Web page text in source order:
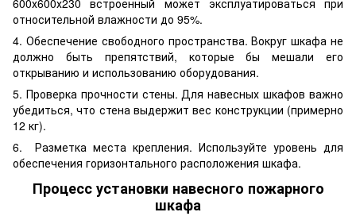
600х600х230 встроенный может эксплуатироваться при
относительной влажности до 95%.
4. Обеспечение свободного пространства. Вокруг шкафа не
должно быть препятствий, которые бы мешали его
открыванию и использованию оборудования.
5. Проверка прочности стены. Для навесных шкафов важно
убедиться, что стена выдержит вес конструкции (примерно
12 кг).
6. Разметка места крепления. Используйте уровень для
обеспечения горизонтального расположения шкафа.
Процесс установки навесного пожарного
шкафа